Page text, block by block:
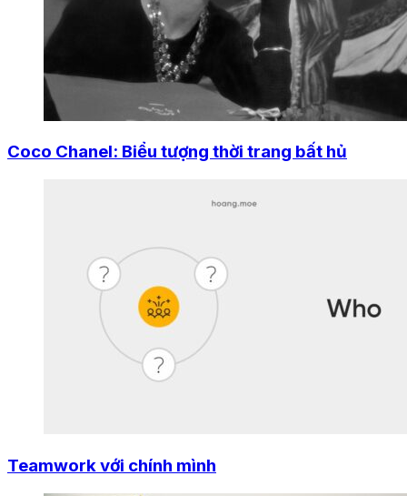
Coco Chanel: Biểu tượng thời trang bất hủ
Teamwork với chính mình